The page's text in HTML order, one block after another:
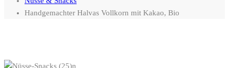
Handgemachter Halvas Vollkorn mit Kakao, Bio